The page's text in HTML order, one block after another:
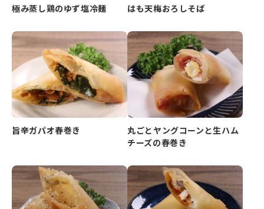
極み蒸し鶏のゆず塩冷麺 はも天梅おろしそば
旨辛ガパオ春巻き
丸ごとヤングコーンと生ハム
チーズの春巻き